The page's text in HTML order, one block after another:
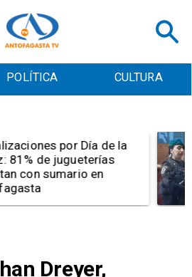
POLÍTICA CULTURA
Dreyer,
Tribunal frena opción de pena
mixta para Karen Rojo por ahora